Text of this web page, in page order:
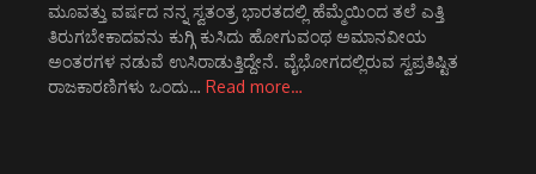
ಮೂವತ್ತು ವರ್ಷದ ನನ್ನ ಸ್ವತಂತ್ರ ಭಾರತದಲ್ಲಿ ಹೆಮ್ಮೆಯಿಂದ ತಲೆ ಎತ್ತಿ
ತಿರುಗಬೇಕಾದವನು ಕುಗ್ಗಿ ಕುಸಿದು ಹೋಗುವಂಥ ಅಮಾನವೀಯ
ಅಂತರಗಳ ನಡುವೆ ಉಸಿರಾಡುತ್ತಿದ್ದೇನೆ. ವೈಭೋಗದಲ್ಲಿರುವ ಸ್ವಪ್ರತಿಷ್ಟಿತ
ರಾಜಕಾರಣಿಗಳು ಒಂದು… Read more…